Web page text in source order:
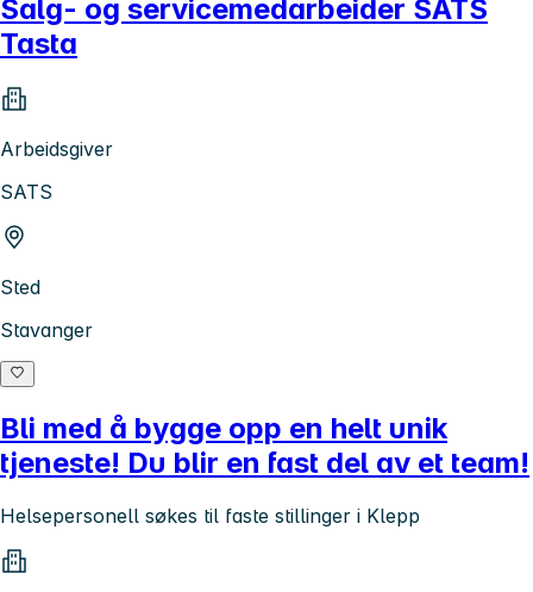
Salg- og servicemedarbeider SATS
Tasta
Arbeidsgiver
SATS
Sted
Stavanger
Bli med å bygge opp en helt unik
tjeneste! Du blir en fast del av et team!
Helsepersonell søkes til faste stillinger i Klepp